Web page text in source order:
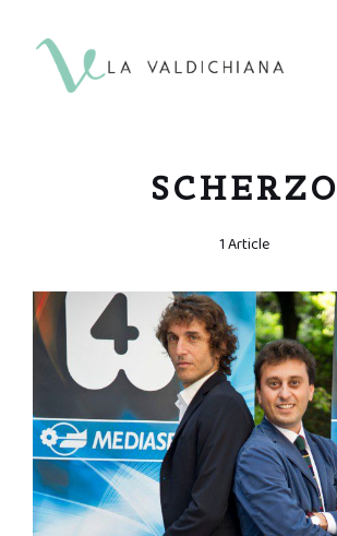
SCHERZO
1 Article